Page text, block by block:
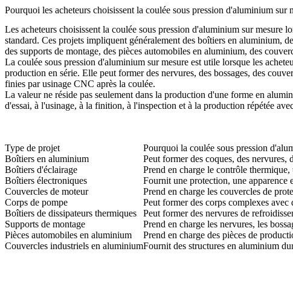
Pourquoi les acheteurs choisissent la coulée sous pression d'aluminium sur
Les acheteurs choisissent la coulée sous pression d'aluminium sur
standard. Ces projets impliquent généralement des boîtiers en aluminium,
des supports de montage, des pièces automobiles en aluminium, des
La coulée sous pression d'aluminium sur mesure est utile lorsque les
production en série. Elle peut former des nervures, des bossages, des
finies par usinage CNC après la coulée.
La valeur ne réside pas seulement dans la production d'une forme en
d'essai, à l'usinage, à la finition, à l'inspection et à la production répétée
Type de projet Pourquoi la coulée sous pression
Boîtiers en aluminium
Peut former des coques, des nervures,
Boîtiers d'éclairage
Prend en charge le contrôle
Boîtiers électroniques
Fournit une protection, une apparence
Couvercles de moteur
Prend en charge les couvercles de
Corps de pompe
Peut former des corps complexes avec
Boîtiers de dissipateurs thermiques
Peut former des nervures de
Supports de montage
Prend en charge les nervures, les
Pièces automobiles en aluminium
Prend en charge des pièces de
Couvercles industriels en aluminiumFournit des structures en aluminium